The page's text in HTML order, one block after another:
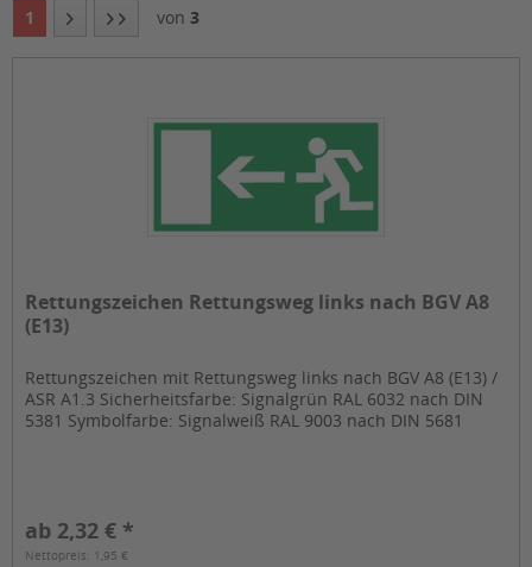
1 von 3
Rettungszeichen Rettungsweg links nach BGV A8
(E13)
Rettungszeichen mit Rettungsweg links nach BGV A8 (E13) /
ASR A1.3 Sicherheitsfarbe: Signalgrün RAL 6032 nach DIN
5381 Symbolfarbe: Signalweiß RAL 9003 nach DIN 5681
ab 2,32 € *
Nettopreis: 1,95 €